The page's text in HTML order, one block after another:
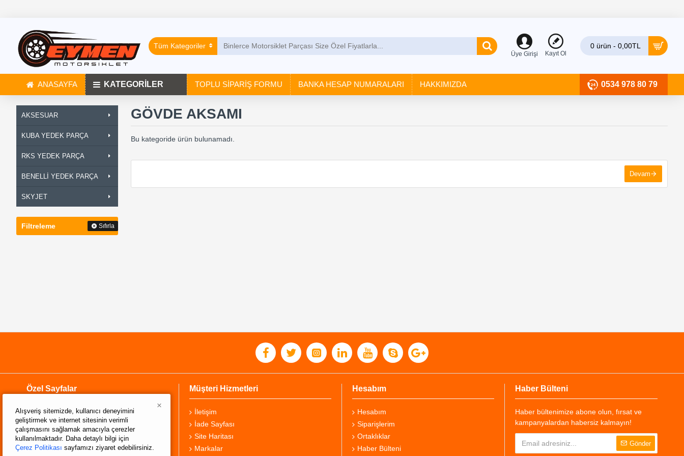
Tüm Kategoriler
Üye Girişi Kayıt Ol
0 ürün - 0,00TL
ANASAYFA KATEGORİLER TOPLU SİPARİŞ FORMU BANKA HESAP NUMARALARI HAKKIMIZDA 0534 978 80 79
AKSESUAR
KUBA YEDEK PARÇA
RKS YEDEK PARÇA
BENELLİ YEDEK PARÇA
SKYJET
Filtreleme Sıfırla
GÖVDE AKSAMI
Bu kategoride ürün bulunamadı.
Devam
Özel Sayfalar
Hakkımızda
Teslimat Bilgisi
Gizlilik Sözleşmesi
Şartlar ve Koşullar
Müşteri Hizmetleri
İletişim
İade Sayfası
Site Haritası
Markalar
Hesabım
Hesabım
Siparişlerim
Ortaklıklar
Haber Bülteni
Haber Bülteni
Haber bültenimize abone olun, fırsat ve
kampanyalardan habersiz kalmayın!
Gönder
Alışveriş sitemizde, kullanıcı deneyimini
geliştirmek ve internet sitesinin verimli
çalışmasını sağlamak amacıyla çerezler
kullanılmaktadır. Daha detaylı bilgi için
Çerez Politikası sayfamızı ziyaret edebilirsiniz.
×